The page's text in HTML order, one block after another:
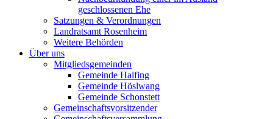
geschlossenen Ehe
Satzungen & Verordnungen
Landratsamt Rosenheim
Weitere Behörden
Über uns
Mitgliedsgemeinden
Gemeinde Halfing
Gemeinde Höslwang
Gemeinde Schonstett
Gemeinschaftsvorsitzender